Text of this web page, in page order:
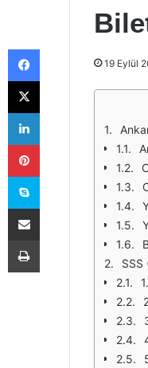
19 Eylül
SSS
Facebook
X
LinkedIn
Pinterest
Skype
E-Posta ile paylaş